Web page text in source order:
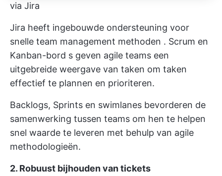
via Jira
Jira heeft ingebouwde ondersteuning voor
snelle team management methoden . Scrum en
Kanban-bord s geven agile teams een
uitgebreide weergave van taken om taken
effectief te plannen en prioriteren.
Backlogs, Sprints en swimlanes bevorderen de
samenwerking tussen teams om hen te helpen
snel waarde te leveren met behulp van agile
methodologieën.
2. Robuust bijhouden van tickets